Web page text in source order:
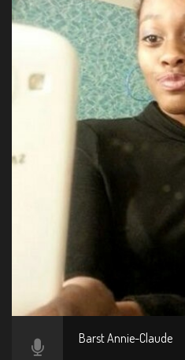
Barst Annie-Claude